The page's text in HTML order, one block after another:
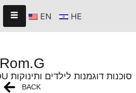
EN HE
Rom.G
KIDS & BABY - T4YOU סוכנות דוגמנות לילדים ותינוקות
BACK